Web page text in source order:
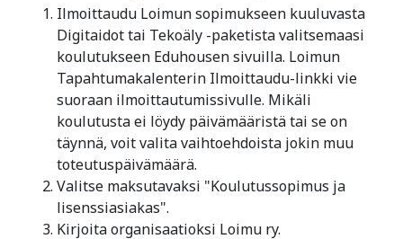
Ilmoittaudu Loimun sopimukseen kuuluvasta
Digitaidot tai Tekoäly -paketista valitsemaasi
koulutukseen Eduhousen sivuilla. Loimun
Tapahtumakalenterin Ilmoittaudu-linkki vie
suoraan ilmoittautumissivulle. Mikäli
koulutusta ei löydy päivämääristä tai se on
täynnä, voit valita vaihtoehdoista jokin muu
toteutuspäivämäärä.
Valitse maksutavaksi "Koulutussopimus ja
lisenssiasiakas".
Kirjoita organisaatioksi Loimu ry.